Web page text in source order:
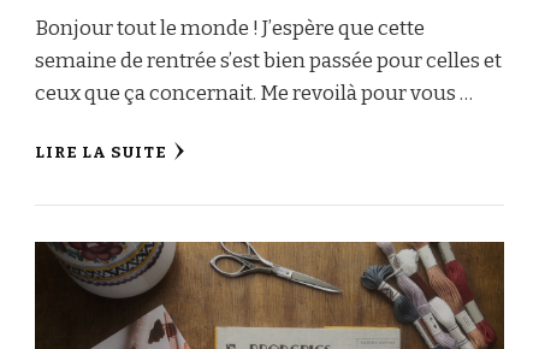
Bonjour tout le monde ! J’espère que cette
semaine de rentrée s’est bien passée pour celles et
ceux que ça concernait. Me revoilà pour vous …
LIRE LA SUITE